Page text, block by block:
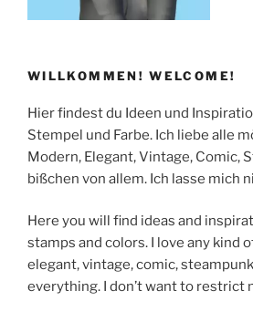
WILLKOMMEN! WELCOME!
Hier findest du Ideen und
Stempel und Farbe. Ich liebe alle
Modern, Elegant, Vintage, Comic,
bißchen von allem. Ich lasse mich
Here you will find ideas and
stamps and colors. I love any kind
elegant, vintage, comic,
everything. I don’t want to restrict